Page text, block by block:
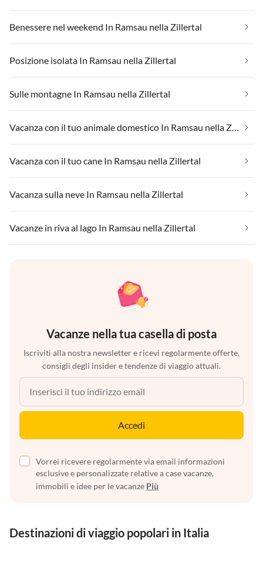
Benessere nel weekend In Ramsau nella Zillertal
Posizione isolata In Ramsau nella Zillertal
Sulle montagne In Ramsau nella Zillertal
Vacanza con il tuo animale domestico In Ramsau nella Zillertal
Vacanza con il tuo cane In Ramsau nella Zillertal
Vacanza sulla neve In Ramsau nella Zillertal
Vacanze in riva al lago In Ramsau nella Zillertal
Vacanze nella tua casella di posta
Iscriviti alla nostra newsletter e ricevi regolarmente offerte,
consigli degli insider e tendenze di viaggio attuali.
Accedi
Vorrei ricevere regolarmente via email informazioni
esclusive e personalizzate relative a case vacanze,
immobili e idee per le vacanze Più
Destinazioni di viaggio popolari in Italia